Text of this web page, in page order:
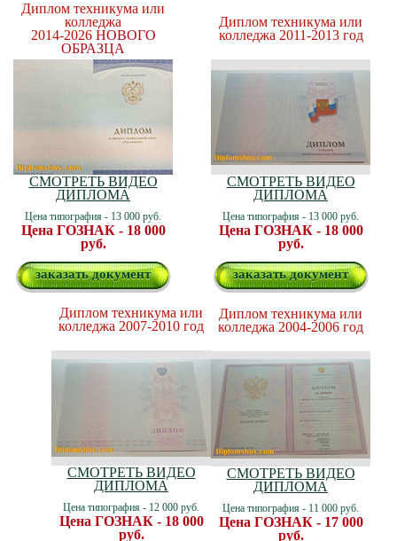
Диплом техникума или
колледжа
2014-2026 НОВОГО
ОБРАЗЦА
СМОТРЕТЬ ВИДЕО
ДИПЛОМА
Цена типография - 13 000 руб.
Цена ГОЗНАК - 18 000
руб.
заказать документ
Диплом техникума или
колледжа 2011-2013 год
СМОТРЕТЬ ВИДЕО
ДИПЛОМА
Цена типография - 13 000 руб.
Цена ГОЗНАК - 18 000
руб.
заказать документ
Диплом техникума или
колледжа 2007-2010 год
СМОТРЕТЬ ВИДЕО
ДИПЛОМА
Цена типография - 12 000 руб.
Цена ГОЗНАК - 18 000
руб.
Диплом техникума или
колледжа 2004-2006 год
СМОТРЕТЬ ВИДЕО
ДИПЛОМА
Цена типография - 11 000 руб.
Цена ГОЗНАК - 17 000
руб.